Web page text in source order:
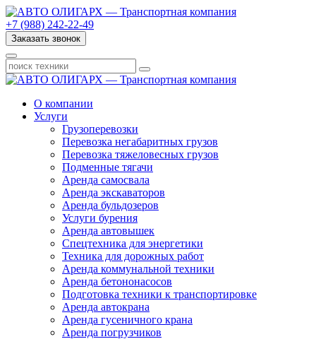
+7 (988) 242-22-49
Заказать звонок
О компании
Услуги
Грузоперевозки
Перевозка негабаритных грузов
Перевозка тяжеловесных грузов
Подменные тягачи
Аренда самосвала
Аренда экскаваторов
Аренда бульдозеров
Услуги бурения
Аренда автовышек
Спецтехника для энергетики
Техника для дорожных работ
Аренда коммунальной техники
Аренда бетононасосов
Подготовка техники к транспортировке
Аренда автокрана
Аренда гусеничного крана
Аренда погрузчиков